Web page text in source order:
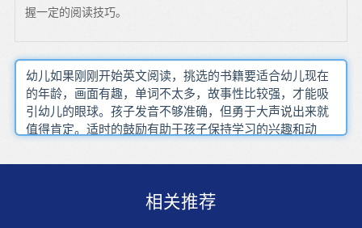
握一定的阅读技巧。
幼儿如果刚刚开始英文阅读，挑选的书籍要适合幼儿现在
的年龄，画面有趣，单词不太多，故事性比较强，才能吸
引幼儿的眼球。孩子发音不够准确，但勇于大声说出来就
值得肯定。适时的鼓励有助于孩子保持学习的兴趣和动
词汇为止的这一段时间。英语复习检测方便快捷一学一
作让幼儿理解意思，快乐地接受英语，这既符合幼儿的心
相关推荐